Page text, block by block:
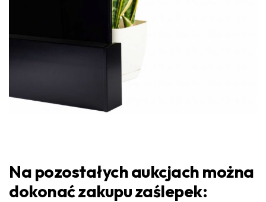
Na pozostałych aukcjach można
dokonać zakupu zaślepek: